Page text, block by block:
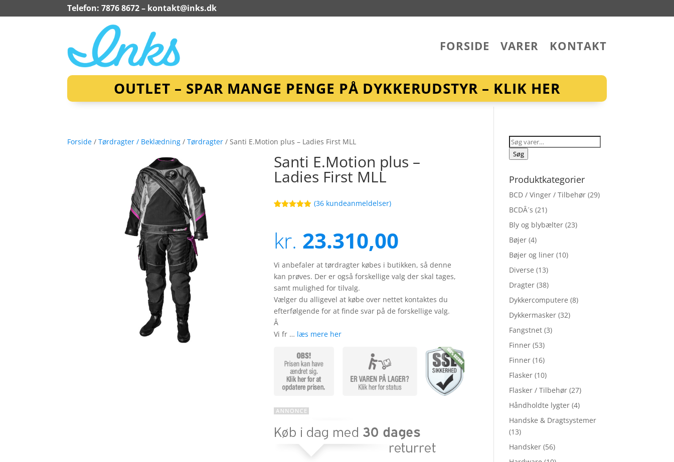
Telefon: 7876 8672 – kontakt@inks.dk
FORSIDE VARER KONTAKT
OUTLET – SPAR MANGE PENGE PÅ DYKKERUDSTYR – KLIK HER
Forside /Tørdragter / Beklædning /Tørdragter / Santi E.Motion plus – Ladies First MLL
Santi E.Motion plus –
Ladies First MLL
baseret på
kundebedøm
melser
(36kundeanmeldelser)
kr. 23.310,00
Vi anbefaler at tørdragter købes i butikken, så denne
kan prøves. Der er også forskellige valg der skal tages,
samt mulighed for tilvalg.
Vælger du alligevel at købe over nettet kontaktes du
efterfølgende for at finde svar på de forskellige valg.
Â
Vi fr … læs mere her
Søg
efter:
Søg
Produktkategorier
BCD / Vinger / Tilbehør (29)
BCDÂ´s (21)
Bly og blybælter (23)
Bøjer (4)
Bøjer og liner (10)
Diverse (13)
Dragter (38)
Dykkercomputere (8)
Dykkermasker (32)
Fangstnet (3)
Finner (53)
Finner (16)
Flasker (10)
Flasker / Tilbehør (27)
Håndholdte lygter (4)
Handske & Dragtsystemer
(13)
Handsker (56)